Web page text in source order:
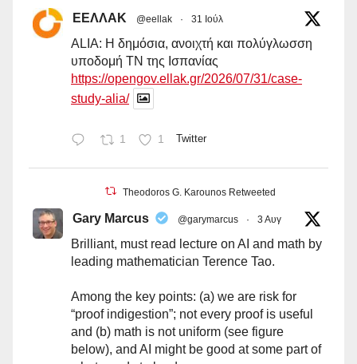
ΕΕΛΛΑΚ @eellak · 31 Ιούλ
ALIA: Η δημόσια, ανοιχτή και πολύγλωσση
υποδομή ΤΝ της Ισπανίας
https://opengov.ellak.gr/2026/07/31/case-
study-alia/
1 1 Twitter
Theodoros G. Karounos Retweeted
Gary Marcus @garymarcus · 3 Αυγ
Brilliant, must read lecture on AI and math by
leading mathematician Terence Tao.
Among the key points: (a) we are risk for
“proof indigestion”; not every proof is useful
and (b) math is not uniform (see figure
below), and AI might be good at some part of